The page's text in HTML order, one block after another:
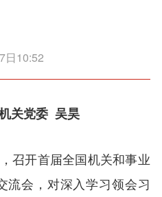
日10:52
关党委 吴昊
召开首届全国机关和事业
流会，对深入学习领会习